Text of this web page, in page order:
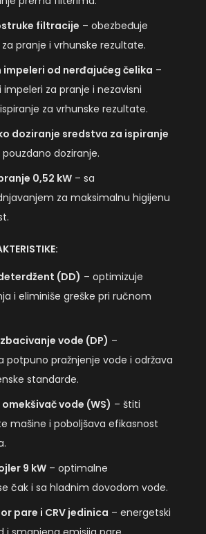
filtracije – obezbeđuje
pranje i vrhunske rezultate.
impeleri od nerđajućeg čelika –
impeleri za pranje i nezavisni
za vrhunske rezultate.
doziranje sredstva za ispiranje
doziranje.
0,52 kW – sa
za maksimalnu higijenu
(DD) – optimizuje
i eliminiše greške pri ručnom
vode (DP) –
potpuno pražnjenje vode i održava
standarde.
vode (WS) – štiti
mašine i poboljšava efikasnost
9 kW – optimalne
čak i sa hladnim dovodom vode.
pare i CRV jedinica – energetski